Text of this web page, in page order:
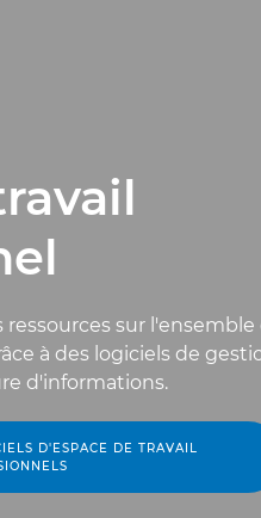
sur l'ensemble
à des logiciels de
d'informations.
D'ESPACE DE TRAVAIL